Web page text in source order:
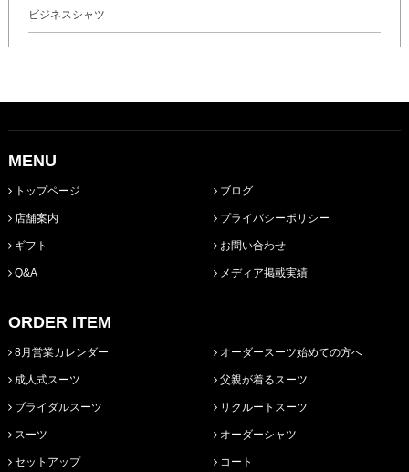
ビジネスシャツ
MENU
トップページ
店舗案内
ギフト
Q&A
ブログ
プライバシーポリシー
お問い合わせ
メディア掲載実績
ORDER ITEM
8月営業カレンダー
成人式スーツ
ブライダルスーツ
スーツ
セットアップ
オーダースーツ始めての方へ
父親が着るスーツ
リクルートスーツ
オーダーシャツ
コート